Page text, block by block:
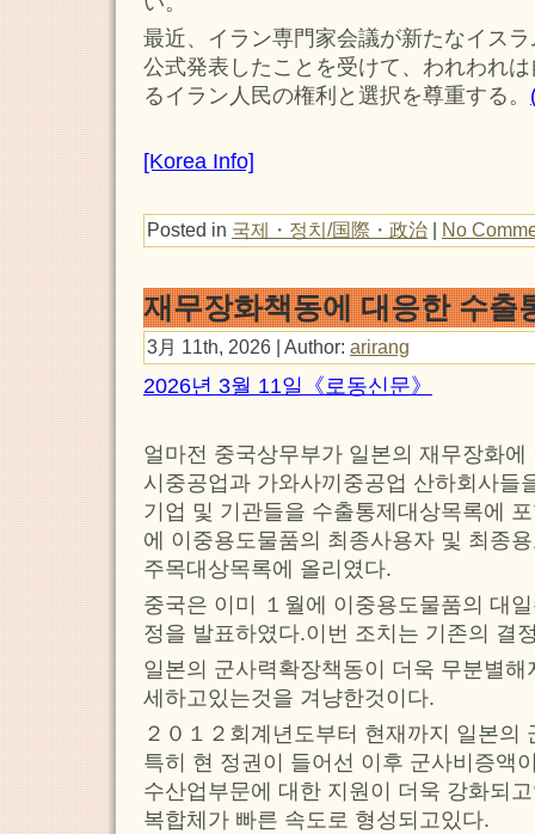
最近、イラン専門家会議が新たなイス
公式発表したことを受けて、われわれ
るイラン人民の権利と選択を尊重する。
[Korea Info]
Posted in 국제・정치/国際・政治 | No
재무장화책동에 대응한 수출
3月 11th, 2026 | Author: arirang
2026년 3월 11일《로동신문》
얼마전 중국상무부가 일본의 재무장화
시중공업과 가와사끼중공업 산하회사들
기업 및 기관들을 수출통제대상목록에
에 이중용도물품의 최종사용자 및 최종
주목대상목록에 올리였다.
중국은 이미 １월에 이중용도물품의 대
정을 발표하였다.이번 조치는 기존의 결
일본의 군사력확장책동이 더욱 무분별
세하고있는것을 겨냥한것이다.
２０１２회계년도부터 현재까지 일본의
특히 현 정권이 들어선 이후 군사비증액
수산업부문에 대한 지원이 더욱 강화되
복합체가 빠른 속도로 형성되고있다.